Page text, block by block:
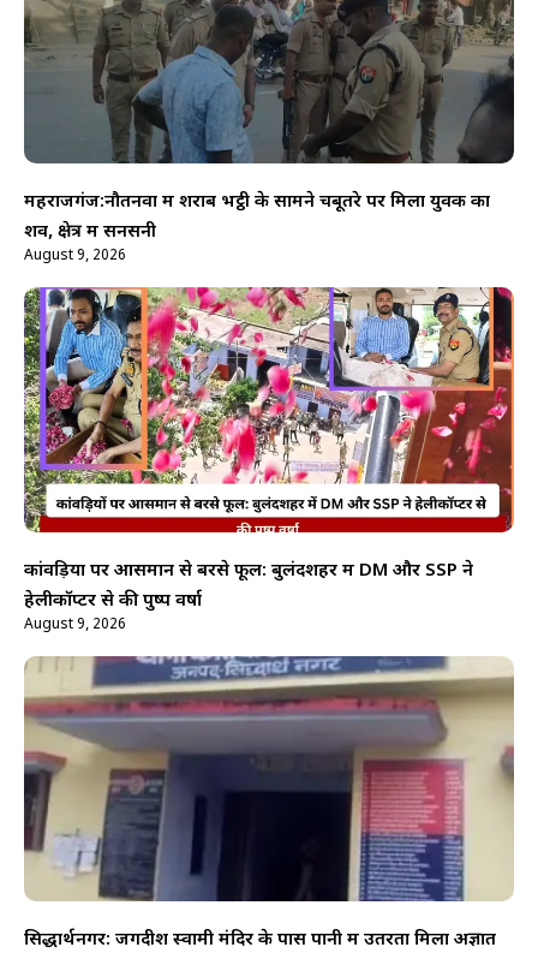
महराजगंज:नौतनवा में शराब भट्ठी के सामने चबूतरे पर मिला युवक का
शव, क्षेत्र में सनसनी
August 9, 2026
कांवड़ियों पर आसमान से बरसे फूल: बुलंदशहर में DM और SSP ने
हेलीकॉप्टर से की पुष्प वर्षा
August 9, 2026
सिद्धार्थनगर: जगदीश स्वामी मंदिर के पास पानी में उतरता मिला अज्ञात